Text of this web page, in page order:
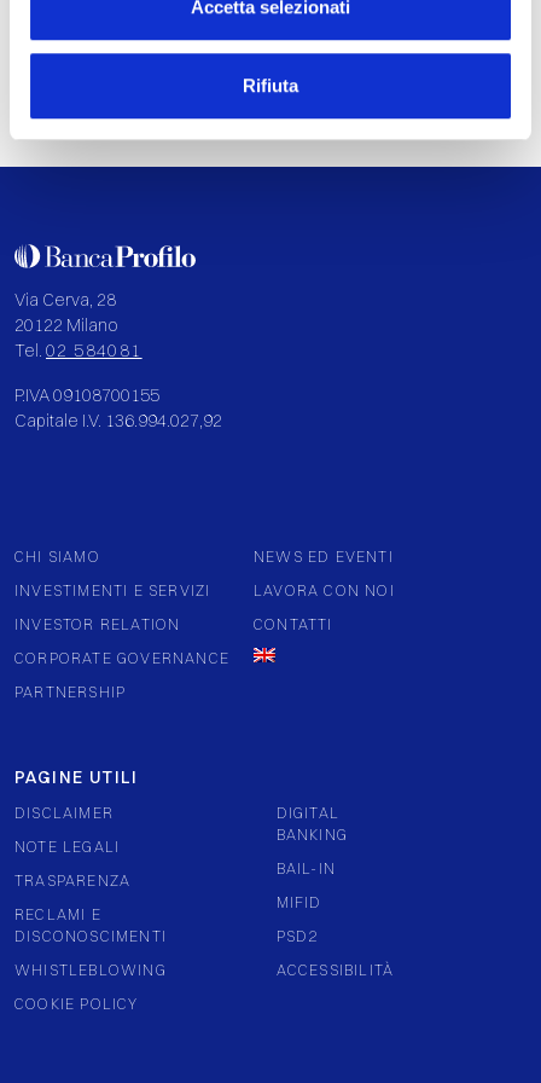
Accetta selezionati
Rifiuta
Via Cerva, 28
20122 Milano
Tel. 02 584081
P.IVA 09108700155
Capitale I.V. 136.994.027,92
CHI SIAMO
INVESTIMENTI E SERVIZI
INVESTOR RELATION
CORPORATE GOVERNANCE
PARTNERSHIP
NEWS ED EVENTI
LAVORA CON NOI
CONTATTI
PAGINE UTILI
DISCLAIMER
NOTE LEGALI
TRASPARENZA
RECLAMI E
DISCONOSCIMENTI
WHISTLEBLOWING
COOKIE POLICY
DIGITAL
BANKING
BAIL-IN
MIFID
PSD2
ACCESSIBILITÀ